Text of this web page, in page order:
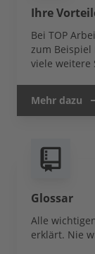
Ihre
Bei TOP
zum
viele weitere
Mehr dazu
Glossar
Alle
erklärt. Nie